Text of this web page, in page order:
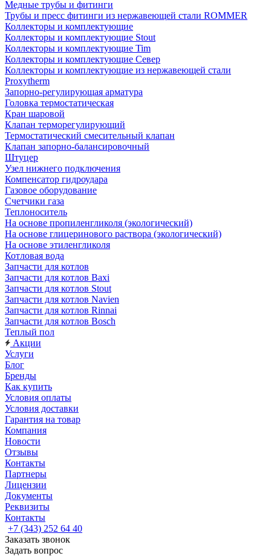
Медные трубы и фитинги
Трубы и пресс фитинги из нержавеющей стали ROMMER
Коллекторы и комплектующие
Коллекторы и комплектующие Stout
Коллекторы и комплектующие Tim
Коллекторы и комплектующие Север
Коллекторы и комплектующие из нержавеющей стали
Proxytherm
Запорно-регулирующая арматура
Головка термостатическая
Кран шаровой
Клапан терморегулирующий
Термостатический смесительный клапан
Клапан запорно-балансировочный
Штуцер
Узел нижнего подключения
Компенсатор гидроудара
Газовое оборудование
Счетчики газа
Теплоноситель
На основе пропиленгликоля (экологический)
На основе глицеринового раствора (экологический)
На основе этиленгликоля
Котловая вода
Запчасти для котлов
Запчасти для котлов Baxi
Запчасти для котлов Stout
Запчасти для котлов Navien
Запчасти для котлов Rinnai
Запчасти для котлов Bosch
Теплый пол
Акции
Услуги
Блог
Бренды
Как купить
Условия оплаты
Условия доставки
Гарантия на товар
Компания
Новости
Отзывы
Контакты
Партнеры
Лицензии
Документы
Реквизиты
Контакты
+7 (343) 252 64 40
Заказать звонок
Задать вопрос